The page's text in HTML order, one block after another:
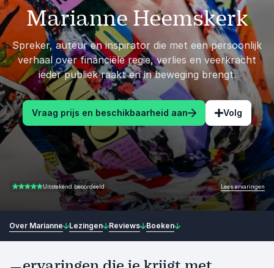
Marianne Heemskerk
Spreker, auteur en inspirator die met een persoonlijk
verhaal over financiële regie, verlies en veerkracht
ieder publiek raakt en in beweging brengt.
Vraag prijs en beschikbaarheid aan Volg
5.00 van 5 Uitstekend beoordeeld Lees ervaringen
Over Marianne Lezingen Reviews Boeken